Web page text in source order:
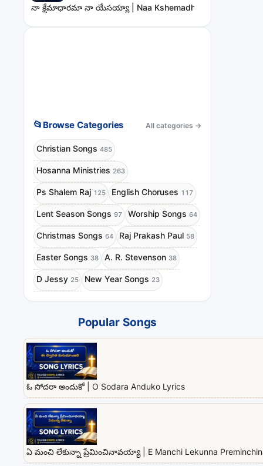
నా క్షేమాధారమా నా యేసయ్యా | Naa Kshemadharama Naa
📂 Browse Categories All categories →
Christian Songs 485
Hosanna Ministries 263
Ps Shalem Raj 125 English Choruses 117
Lent Season Songs 97 Worship Songs 64
Christmas Songs 64 Raj Prakash Paul 58
Easter Songs 38 A. R. Stevenson 38
D Jessy 25 New Year Songs 23
Popular Songs
ఓ సోదరా అందుకో | O Sodara Anduko Lyrics
ఏ మంచి లేకున్నా ప్రేమించినావయ్యా | E Manchi Lekunna